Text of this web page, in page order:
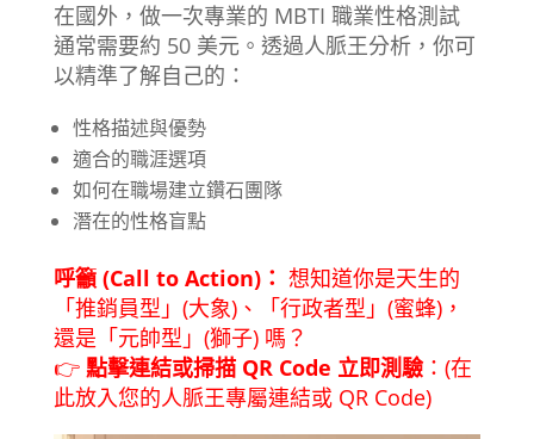
在國外，做一次專業的 MBTI 職業性格測試
通常需要約 50 美元。透過人脈王分析，你可
以精準了解自己的：
性格描述與優勢
適合的職涯選項
如何在職場建立鑽石團隊
潛在的性格盲點
呼籲 (Call to Action)： 想知道你是天生的
「推銷員型」(大象)、「行政者型」(蜜蜂)，
還是「元帥型」(獅子) 嗎？
👉 點擊連結或掃描 QR Code 立即測驗：(在
此放入您的人脈王專屬連結或 QR Code)